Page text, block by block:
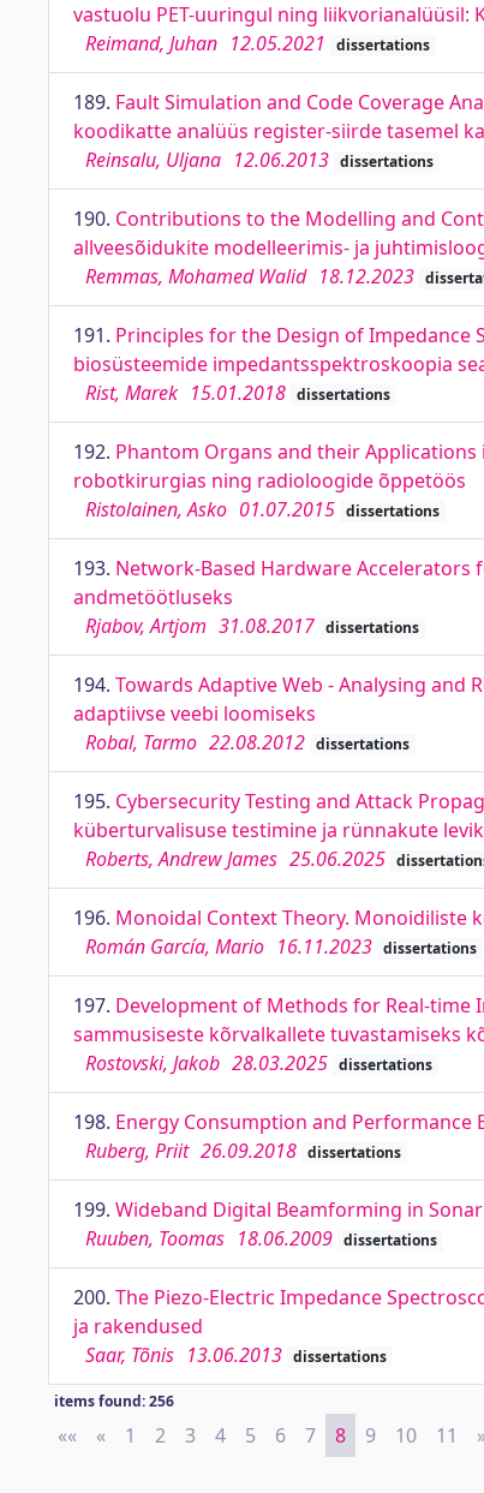
vastuolu PET-uuringul ning
Reimand, Juhan 12.05.2021 dissertations
189. Fault Simulation and Code Coverage
koodikatte analüüs register-siirde tasemel
Reinsalu, Uljana 12.06.2013 dissertations
190. Contributions to the Modelling and
allveesõidukite modelleerimis- ja
Remmas, Mohamed Walid 18.12.2023
191. Principles for the Design of Impedance
biosüsteemide impedantsspektroskoopia
Rist, Marek 15.01.2018 dissertations
192. Phantom Organs and their
robotkirurgias ning radioloogide õppetöös
Ristolainen, Asko 01.07.2015 dissertations
193. Network-Based Hardware
andmetöötluseks
Rjabov, Artjom 31.08.2017 dissertations
194. Towards Adaptive Web - Analysing and
adaptiivse veebi loomiseks
Robal, Tarmo 22.08.2012 dissertations
195. Cybersecurity Testing and Attack
küberturvalisuse testimine ja rünnakute
Roberts, Andrew James 25.06.2025
196. Monoidal Context Theory. Monoidiliste
Román García, Mario 16.11.2023 dissertations
197. Development of Methods for Real-time
sammusiseste kõrvalkallete tuvastamiseks
Rostovski, Jakob 28.03.2025 dissertations
198. Energy Consumption and
Ruberg, Priit 26.09.2018 dissertations
199. Wideband Digital Beamforming in
Ruuben, Toomas 18.06.2009 dissertations
200. The Piezo-Electric Impedance
ja rakendused
Saar, Tõnis 13.06.2013 dissertations
items found: 256
«« First
« Previous
1 2 3 4 5 6 7 8 9 10 11